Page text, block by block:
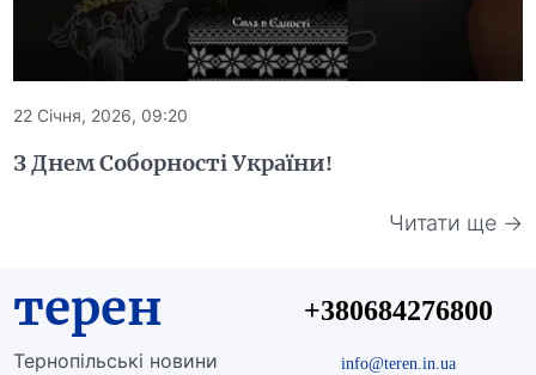
22 Січня, 2026, 09:20
З Днем Соборності України!
Читати ще →
терен
Тернопільські новини
+380684276800
info@teren.in.ua